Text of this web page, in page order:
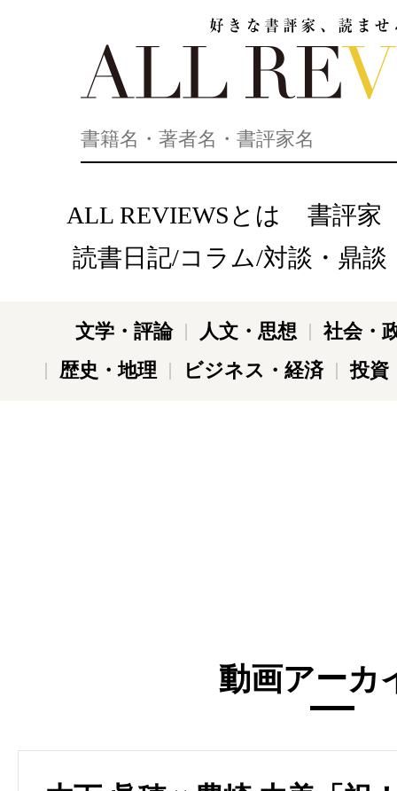
ALL REVIEWSとは
書評家
読書日記/コラム/対談・鼎談
文学・評論 人文・思想
社会・
歴史・地理
ビジネス・経済 投資
動画アーカ